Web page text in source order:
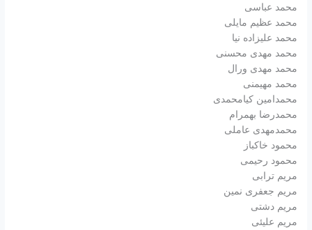
محمد عباسی
محمد عظیم مایلی
محمد علیزاده نیا
محمد مهدی محسنی
محمد مهدی ورال
محمد مهیمنی
محمدامین کیامحمدی
محمدرضا بهمرام
محمدمهدی عاملی
محمود خاکباز
محمود رحیمی
مریم ترابی
مریم جعفری نمین
مریم دشتی
مریم علیئی